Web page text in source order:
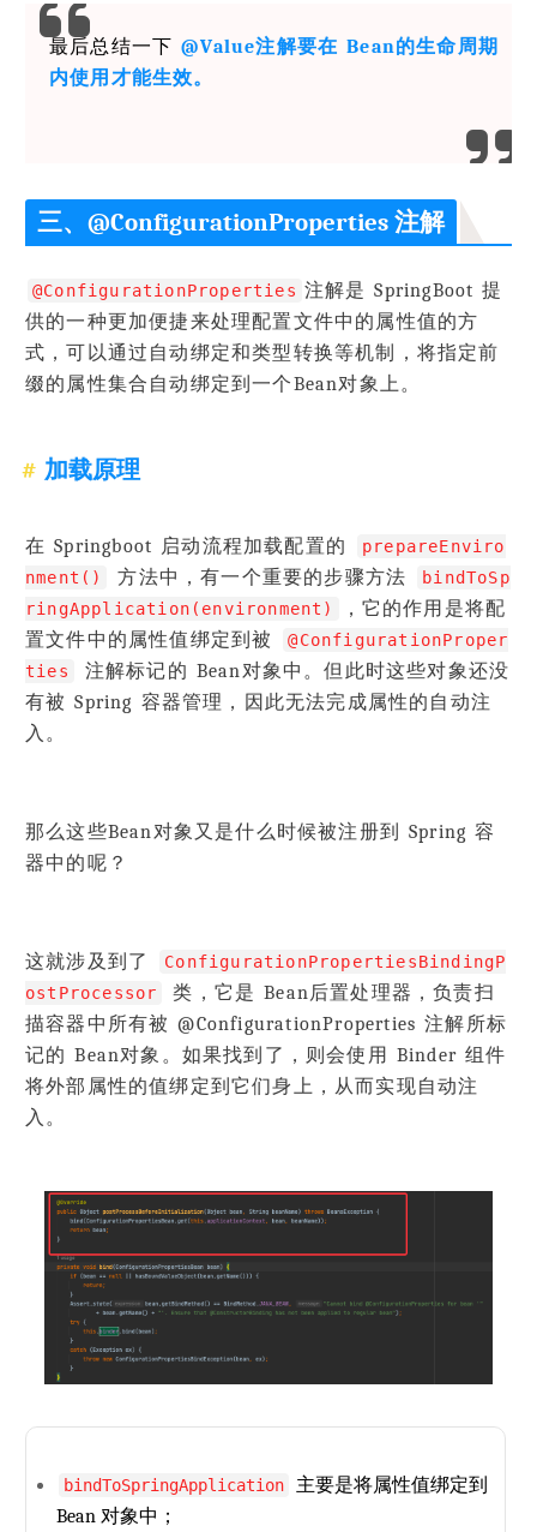
最后总结一下@Value注解要在 Bean的生命周期
内使用才能生效。
三、@ConfigurationProperties 注解
@ConfigurationProperties 注解是 SpringBoot 提
供的一种更加便捷来处理配置文件中的属性值的方
式，可以通过自动绑定和类型转换等机制，将指定前
缀的属性集合自动绑定到一个Bean对象上。
加载原理
在 Springboot 启动流程加载配置的
prepareEnviro
nment()
方法中，有一个重要的步骤方法
bindToSp
ringApplication(environment)
，它的作用是将配
置文件中的属性值绑定到被
@ConfigurationProper
ties
注解标记的 Bean对象中。但此时这些对象还没
有被 Spring 容器管理，因此无法完成属性的自动注
入。
那么这些Bean对象又是什么时候被注册到 Spring 容
器中的呢？
这就涉及到了
ConfigurationPropertiesBindingP
ostProcessor
类，它是 Bean后置处理器，负责扫
描容器中所有被 @ConfigurationProperties 注解所标
记的 Bean对象。如果找到了，则会使用 Binder 组件
将外部属性的值绑定到它们身上，从而实现自动注
入。
bindToSpringApplication
主要是将属性值绑定到
Bean 对象中；